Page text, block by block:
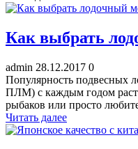
Как выбрать
admin 28.12.2017 0
Популярность подвесных
ПЛМ) с каждым годом
рыбаков или просто
Читать далее